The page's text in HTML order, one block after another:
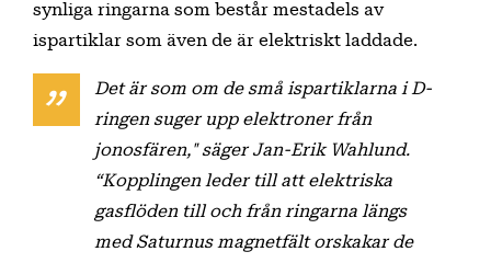
synliga ringarna som består mestadels av
ispartiklar som även de är elektriskt laddade.
Det är som om de små ispartiklarna i D-
ringen suger upp elektroner från
jonosfären," säger Jan-Erik Wahlund.
“Kopplingen leder till att elektriska
gasflöden till och från ringarna längs
med Saturnus magnetfält orskakar de